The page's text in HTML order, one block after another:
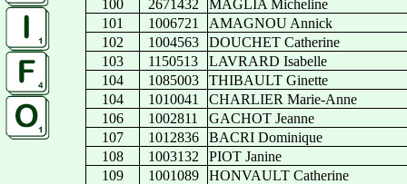
100
2671432
MAGLIA Micheline
101
1006721
AMAGNOU Annick
102
1004563
DOUCHET Catherine
103
1150513
LAVRARD Isabelle
104
1085003
THIBAULT Ginette
104
1010041
CHARLIER Marie-Anne
106
1002811
GACHOT Jeanne
107
1012836
BACRI Dominique
108
1003132
PIOT Janine
109
1001089
HONVAULT Catherine